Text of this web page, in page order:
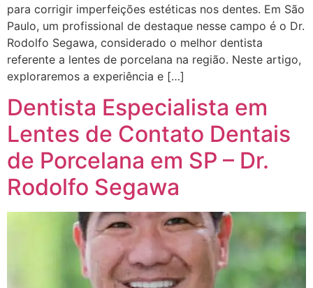
para corrigir imperfeições estéticas nos dentes. Em São
Paulo, um profissional de destaque nesse campo é o Dr.
Rodolfo Segawa, considerado o melhor dentista
referente a lentes de porcelana na região. Neste artigo,
exploraremos a experiência e […]
Dentista Especialista em
Lentes de Contato Dentais
de Porcelana em SP – Dr.
Rodolfo Segawa